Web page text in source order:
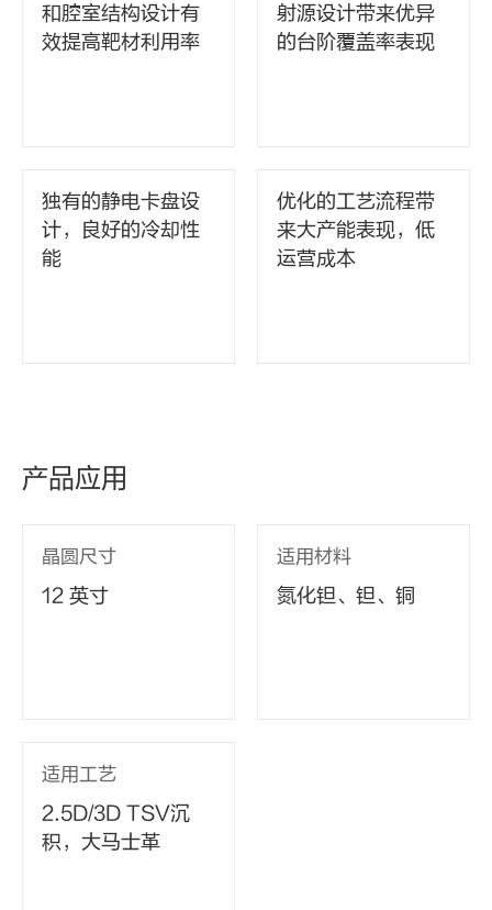
和腔室结构设计有
效提高靶材利用率
射源设计带来优异
的台阶覆盖率表现
独有的静电卡盘设
计，良好的冷却性
能
优化的工艺流程带
来大产能表现，低
运营成本
产品应用
晶圆尺寸
12 英寸
适用材料
氮化钽、钽、铜
适用工艺
2.5D/3D TSV沉
积，大马士革